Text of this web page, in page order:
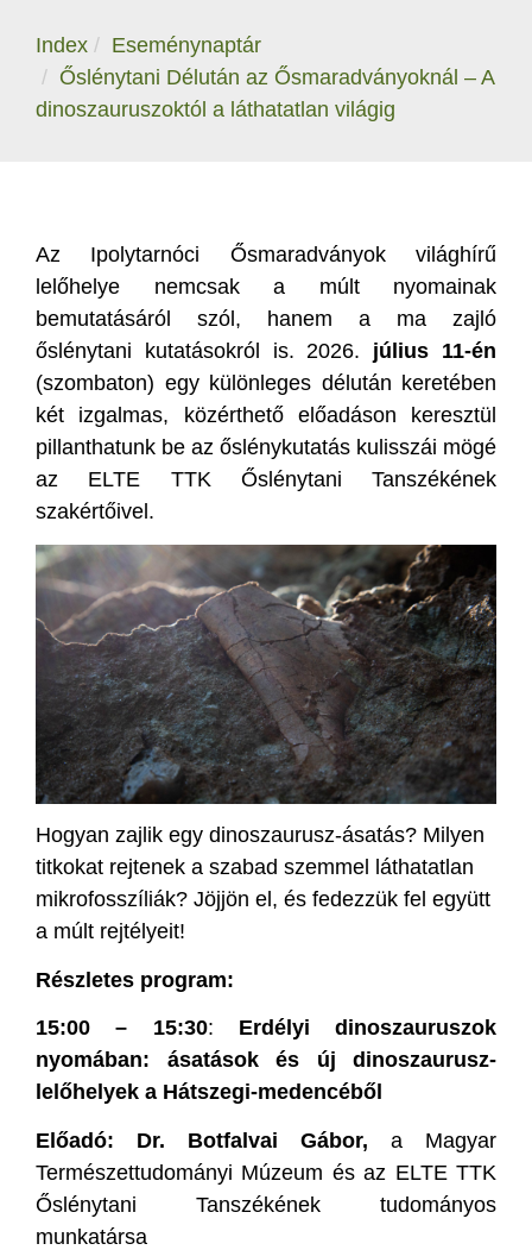
Index
Eseménynaptár
Őslénytani Délután az Ősmaradványoknál – A
dinoszauruszoktól a láthatatlan világig
Az Ipolytarnóci Ősmaradványok világhírű
lelőhelye nemcsak a múlt nyomainak
bemutatásáról szól, hanem a ma zajló
őslénytani kutatásokról is. 2026. július 11-én
(szombaton) egy különleges délután keretében
két izgalmas, közérthető előadáson keresztül
pillanthatunk be az őslénykutatás kulisszái mögé
az ELTE TTK Őslénytani Tanszékének
szakértőivel.
Hogyan zajlik egy dinoszaurusz-ásatás? Milyen
titkokat rejtenek a szabad szemmel láthatatlan
mikrofosszíliák? Jöjjön el, és fedezzük fel együtt
a múlt rejtélyeit!
Részletes program:
15:00 – 15:30: Erdélyi dinoszauruszok
nyomában: ásatások és új dinoszaurusz-
lelőhelyek a Hátszegi-medencéből
Előadó: Dr. Botfalvai Gábor, a Magyar
Természettudományi Múzeum és az ELTE TTK
Őslénytani Tanszékének tudományos
munkatársa